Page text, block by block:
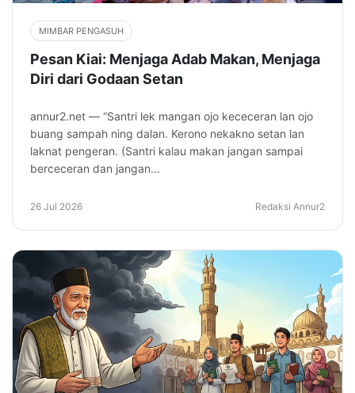
MIMBAR PENGASUH
Pesan Kiai: Menjaga Adab Makan, Menjaga
Diri dari Godaan Setan
annur2.net — “Santri lek mangan ojo kececeran lan ojo
buang sampah ning dalan. Kerono nekakno setan lan
laknat pengeran. (Santri kalau makan jangan sampai
berceceran dan jangan...
26 Jul 2026 Redaksi Annur2